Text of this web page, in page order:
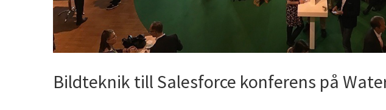
Bildteknik till Salesforce konferens på